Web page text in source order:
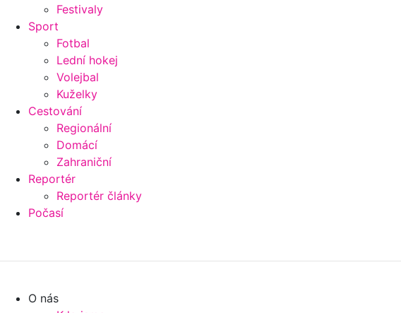
Festivaly
Sport
Fotbal
Lední hokej
Volejbal
Kuželky
Cestování
Regionální
Domácí
Zahraniční
Reportér
Reportér články
Počasí
O nás